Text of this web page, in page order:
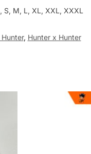
S, M, L, XL, XXL, XXXL
, Hunter x Hunter